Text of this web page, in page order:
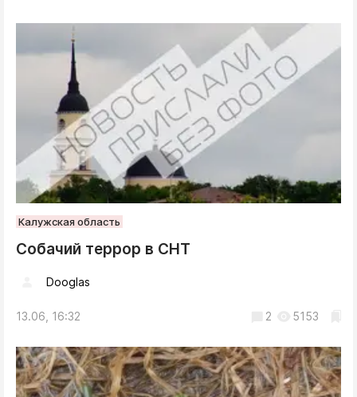
Калужская область
Собачий террор в СНТ
Dooglas
13.06, 16:32 2 5153